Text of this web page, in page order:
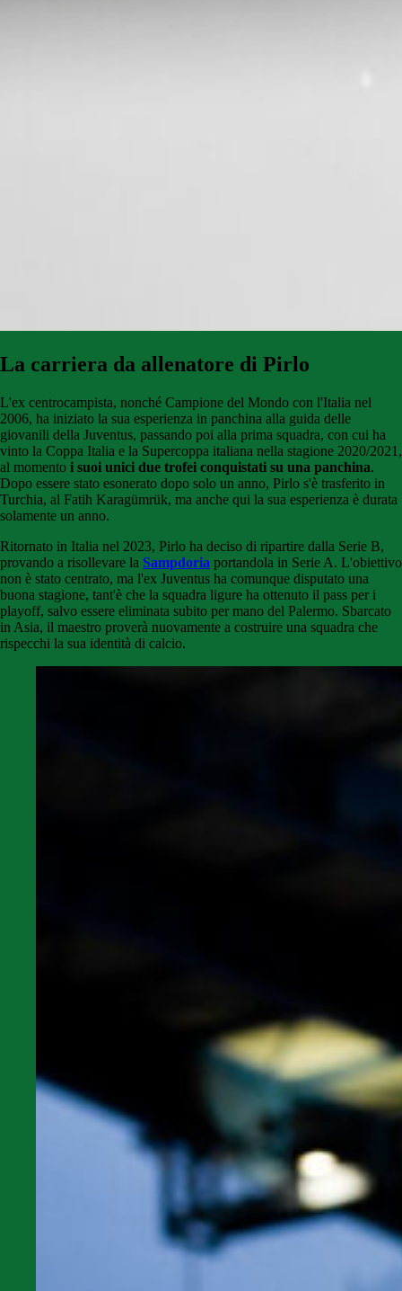
La carriera da allenatore di Pirlo
L'ex centrocampista, nonché Campione del Mondo con l'Italia nel
2006, ha iniziato la sua esperienza in panchina alla guida delle
giovanili della Juventus, passando poi alla prima squadra, con cui ha
vinto la Coppa Italia e la Supercoppa italiana nella stagione 2020/2021,
al momento i suoi unici due trofei conquistati su una panchina.
Dopo essere stato esonerato dopo solo un anno, Pirlo s'è trasferito in
Turchia, al Fatih Karagümrük, ma anche qui la sua esperienza è durata
solamente un anno.
Ritornato in Italia nel 2023, Pirlo ha deciso di ripartire dalla Serie B,
provando a risollevare la Sampdoria portandola in Serie A. L'obiettivo
non è stato centrato, ma l'ex Juventus ha comunque disputato una
buona stagione, tant'è che la squadra ligure ha ottenuto il pass per i
playoff, salvo essere eliminata subito per mano del Palermo. Sbarcato
in Asia, il maestro proverà nuovamente a costruire una squadra che
rispecchi la sua identità di calcio.